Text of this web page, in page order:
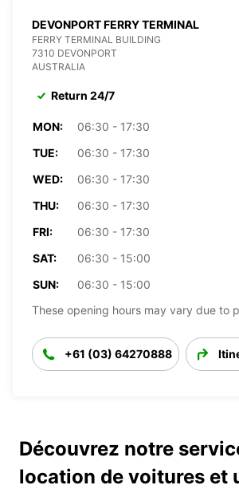
DEVONPORT FERRY TERMINAL
FERRY TERMINAL BUILDING
7310 DEVONPORT
AUSTRALIA
Return 24/7
MON:
06:30 - 17:30
TUE:
06:30 - 17:30
WED:
06:30 - 17:30
THU:
06:30 - 17:30
FRI:
06:30 - 17:30
SAT:
06:30 - 15:00
SUN:
06:30 - 15:00
These opening hours may vary due to
+61 (03) 64270888
Découvrez notre
location de voitures et